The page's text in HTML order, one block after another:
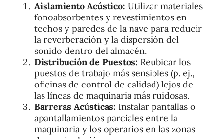
Aislamiento Acústico: Utilizar materiales
fonoabsorbentes y revestimientos en
techos y paredes de la nave para reducir
la reverberación y la dispersión del
sonido dentro del almacén.
Distribución de Puestos: Reubicar los
puestos de trabajo más sensibles (p. ej.,
oficinas de control de calidad) lejos de
las líneas de maquinaria más ruidosas.
Barreras Acústicas: Instalar pantallas o
apantallamientos parciales entre la
maquinaria y los operarios en las zonas